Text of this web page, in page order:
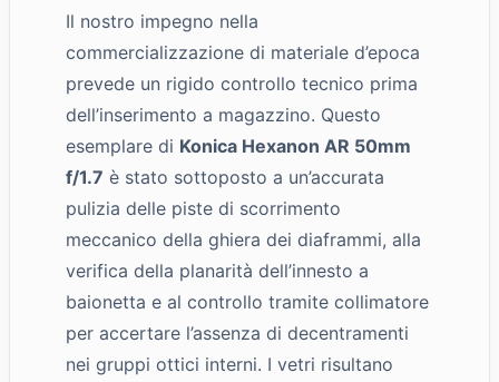
Il nostro impegno nella
commercializzazione di materiale d’epoca
prevede un rigido controllo tecnico prima
dell’inserimento a magazzino. Questo
esemplare di Konica Hexanon AR 50mm
f/1.7 è stato sottoposto a un’accurata
pulizia delle piste di scorrimento
meccanico della ghiera dei diaframmi, alla
verifica della planarità dell’innesto a
baionetta e al controllo tramite collimatore
per accertare l’assenza di decentramenti
nei gruppi ottici interni. I vetri risultano